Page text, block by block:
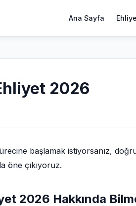
Ana Sayfa
2026
başlamak istiyorsanız,
öne çıkıyoruz.
2026 Hakkında